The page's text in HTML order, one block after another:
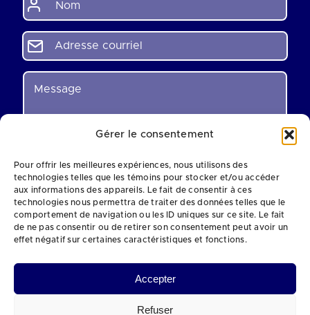
Gérer le consentement
Pour offrir les meilleures expériences, nous utilisons des
technologies telles que les témoins pour stocker et/ou accéder
aux informations des appareils. Le fait de consentir à ces
technologies nous permettra de traiter des données telles que le
comportement de navigation ou les ID uniques sur ce site. Le fait
de ne pas consentir ou de retirer son consentement peut avoir un
effet négatif sur certaines caractéristiques et fonctions.
Accepter
Refuser
o
m
*
A
d
r
e
e
r
r
i
e
l
*
M
s
*
0 of 120 max characters.
2026 Tous droits reservés au COSME